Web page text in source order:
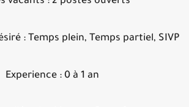
désiré :Temps plein, Temps partiel,
Experience : 0 à 1 an